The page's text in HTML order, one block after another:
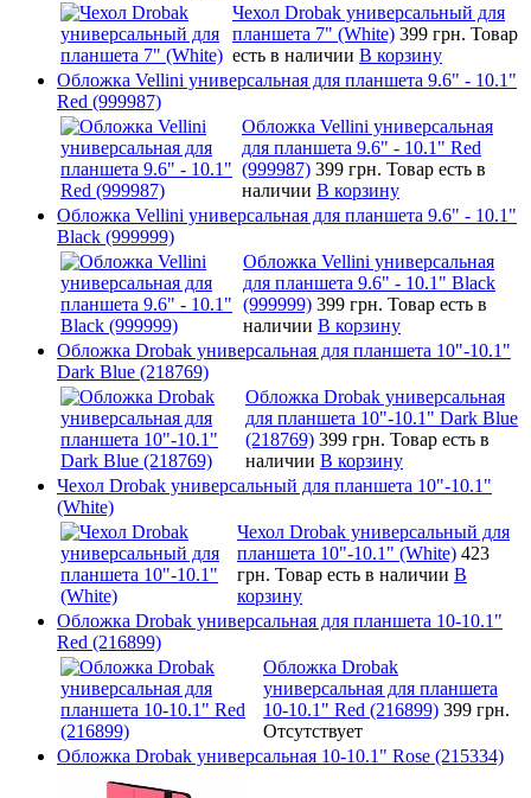
Чехол Drobak универсальный для
планшета 7" (White) 399 грн. Товар
есть в наличии В корзину
Обложка Vellini универсальная для планшета 9.6" - 10.1"
Red (999987)
Обложка Vellini универсальная
для планшета 9.6" - 10.1" Red
(999987) 399 грн. Товар есть в
наличии В корзину
Обложка Vellini универсальная для планшета 9.6" - 10.1"
Black (999999)
Обложка Vellini универсальная
для планшета 9.6" - 10.1" Black
(999999) 399 грн. Товар есть в
наличии В корзину
Обложка Drobak универсальная для планшета 10"-10.1"
Dark Blue (218769)
Обложка Drobak универсальная
для планшета 10"-10.1" Dark Blue
(218769) 399 грн. Товар есть в
наличии В корзину
Чехол Drobak универсальный для планшета 10"-10.1"
(White)
Чехол Drobak универсальный для
планшета 10"-10.1" (White) 423
грн. Товар есть в наличии В
корзину
Обложка Drobak универсальная для планшета 10-10.1"
Red (216899)
Обложка Drobak
универсальная для планшета
10-10.1" Red (216899) 399 грн.
Отсутствует
Обложка Drobak универсальная 10-10.1" Rose (215334)